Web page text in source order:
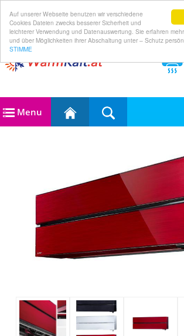
Auf unserer Webseite benutzen wir verschiedene
Cookies Dateien zwecks besserer Sicherheit und
leichterer Verwendung und Datenauswertung. Sie erfahren
und über Möglichkeiten ihrer Abschaltung unter – Schutz
STIMME
Menu